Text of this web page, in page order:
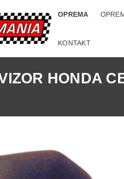
OPREMA
KONTAKT
HONDA